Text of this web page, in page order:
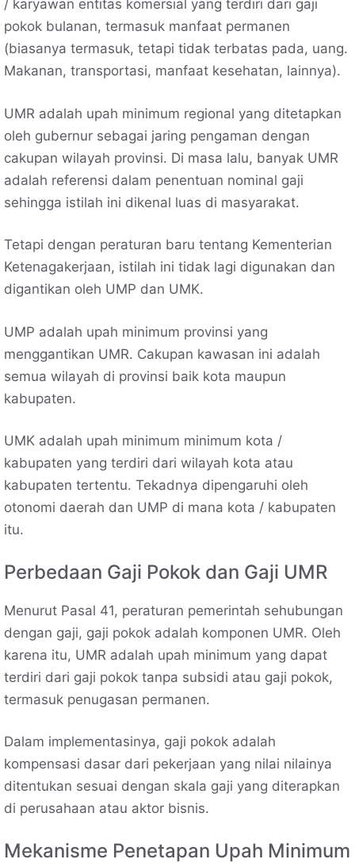
/ karyawan entitas komersial yang terdiri dari gaji
pokok bulanan, termasuk manfaat permanen
(biasanya termasuk, tetapi tidak terbatas pada, uang.
Makanan, transportasi, manfaat kesehatan, lainnya).
UMR adalah upah minimum regional yang ditetapkan
oleh gubernur sebagai jaring pengaman dengan
cakupan wilayah provinsi. Di masa lalu, banyak UMR
adalah referensi dalam penentuan nominal gaji
sehingga istilah ini dikenal luas di masyarakat.
Tetapi dengan peraturan baru tentang Kementerian
Ketenagakerjaan, istilah ini tidak lagi digunakan dan
digantikan oleh UMP dan UMK.
UMP adalah upah minimum provinsi yang
menggantikan UMR. Cakupan kawasan ini adalah
semua wilayah di provinsi baik kota maupun
kabupaten.
UMK adalah upah minimum minimum kota /
kabupaten yang terdiri dari wilayah kota atau
kabupaten tertentu. Tekadnya dipengaruhi oleh
otonomi daerah dan UMP di mana kota / kabupaten
itu.
Perbedaan Gaji Pokok dan Gaji UMR
Menurut Pasal 41, peraturan pemerintah sehubungan
dengan gaji, gaji pokok adalah komponen UMR. Oleh
karena itu, UMR adalah upah minimum yang dapat
terdiri dari gaji pokok tanpa subsidi atau gaji pokok,
termasuk penugasan permanen.
Dalam implementasinya, gaji pokok adalah
kompensasi dasar dari pekerjaan yang nilai nilainya
ditentukan sesuai dengan skala gaji yang diterapkan
di perusahaan atau aktor bisnis.
Mekanisme Penetapan Upah Minimum